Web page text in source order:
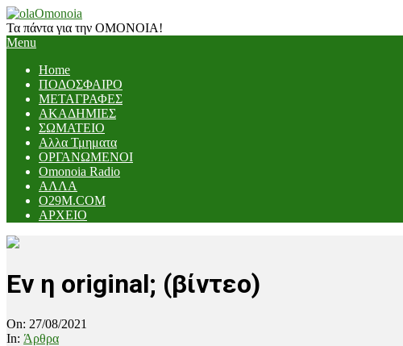
Skip
to
content
Τα πάντα για την ΟΜΟΝΟΙΑ!
Primary
Menu
Menu
Home
ΠΟΔΟΣΦΑΙΡΟ
ΜΕΤΑΓΡΑΦΕΣ
ΑΚΑΔΗΜΙΕΣ
ΣΩΜΑΤΕΙΟ
Αλλα Τμηματα
ΟΡΓΑΝΩΜΕΝΟΙ
Omonoia Radio
ΑΛΛΑ
O29M.COM
ΑΡΧΕΙΟ
Εν η original; (βίντεο)
On: 27/08/2021
In: Άρθρα